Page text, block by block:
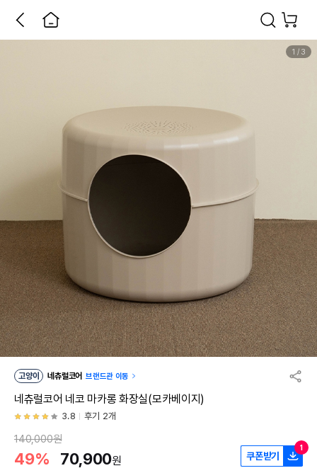
1 / 3
고양이 네츄럴코어 브랜드관 이동
네츄럴코어 네코 마카롱 화장실(모카베이지)
3.8 후기 2개
140,000원
49% 70,900원 쿠폰받기
1